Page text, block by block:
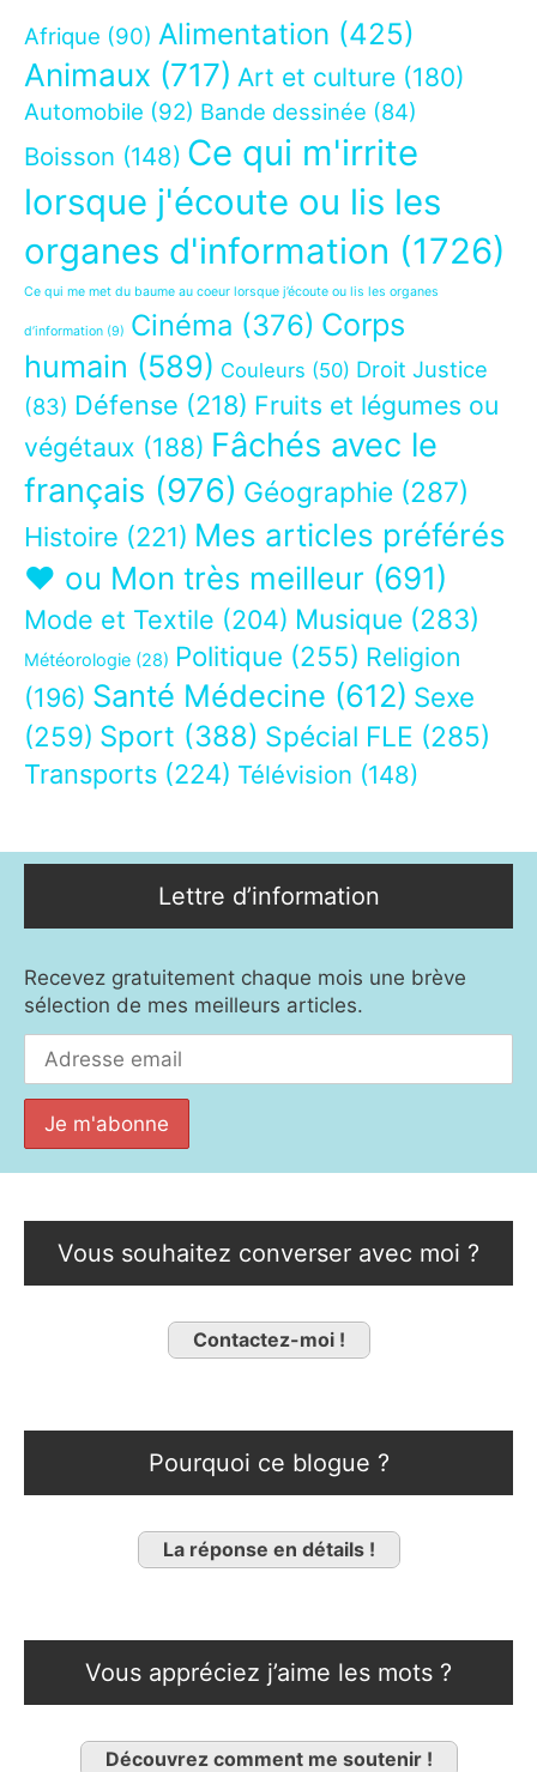
Afrique (90) Alimentation (425)
Animaux (717) Art et culture (180)
Automobile (92) Bande dessinée (84)
Boisson (148) Ce qui m'irrite
lorsque j'écoute ou lis les
organes d'information (1726)
Ce qui me met du baume au coeur lorsque j’écoute ou lis les organes
d’information (9) Cinéma (376) Corps
humain (589) Couleurs (50) Droit Justice
(83) Défense (218) Fruits et légumes ou
végétaux (188) Fâchés avec le
français (976) Géographie (287)
Histoire (221) Mes articles préférés
❤ ou Mon très meilleur (691)
Mode et Textile (204) Musique (283)
Météorologie (28) Politique (255) Religion
(196) Santé Médecine (612) Sexe
(259) Sport (388) Spécial FLE (285)
Transports (224) Télévision (148)
Lettre d’information
Recevez gratuitement chaque mois une brève
sélection de mes meilleurs articles.
Vous souhaitez converser avec moi ?
Contactez-moi !
Pourquoi ce blogue ?
La réponse en détails !
Vous appréciez j’aime les mots ?
Découvrez comment me soutenir !